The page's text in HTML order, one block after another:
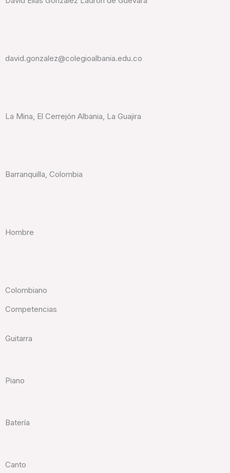
david.gonzalez@colegioalbania.edu.co
La Mina, El Cerrejón Albania, La Guajira
Barranquilla, Colombia
Hombre
Colombiano
Competencias
Guitarra
Piano
Batería
Canto